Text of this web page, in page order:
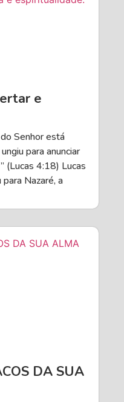
e
Senhor está
para anunciar
(Lucas 4:18) Lucas
Nazaré, a
DA SUA